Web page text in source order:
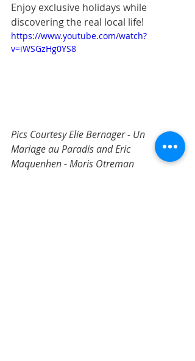
Enjoy exclusive holidays while
discovering the real local life!
https://www.youtube.com/watch?
v=iWSGzHg0YS8
Pics Courtesy Elie Bernager - Un
Mariage au Paradis and Eric
Maquenhen - Moris Otreman